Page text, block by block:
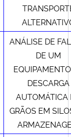
ANÁLISE DE
DE UM
DESCARGA
AUTOMÁTICA
GRÃOS EM